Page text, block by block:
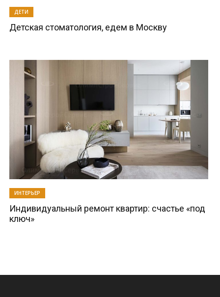
ДЕТИ
Детская стоматология, едем в Москву
ИНТЕРЬЕР
Индивидуальный ремонт квартир: счастье «под
ключ»